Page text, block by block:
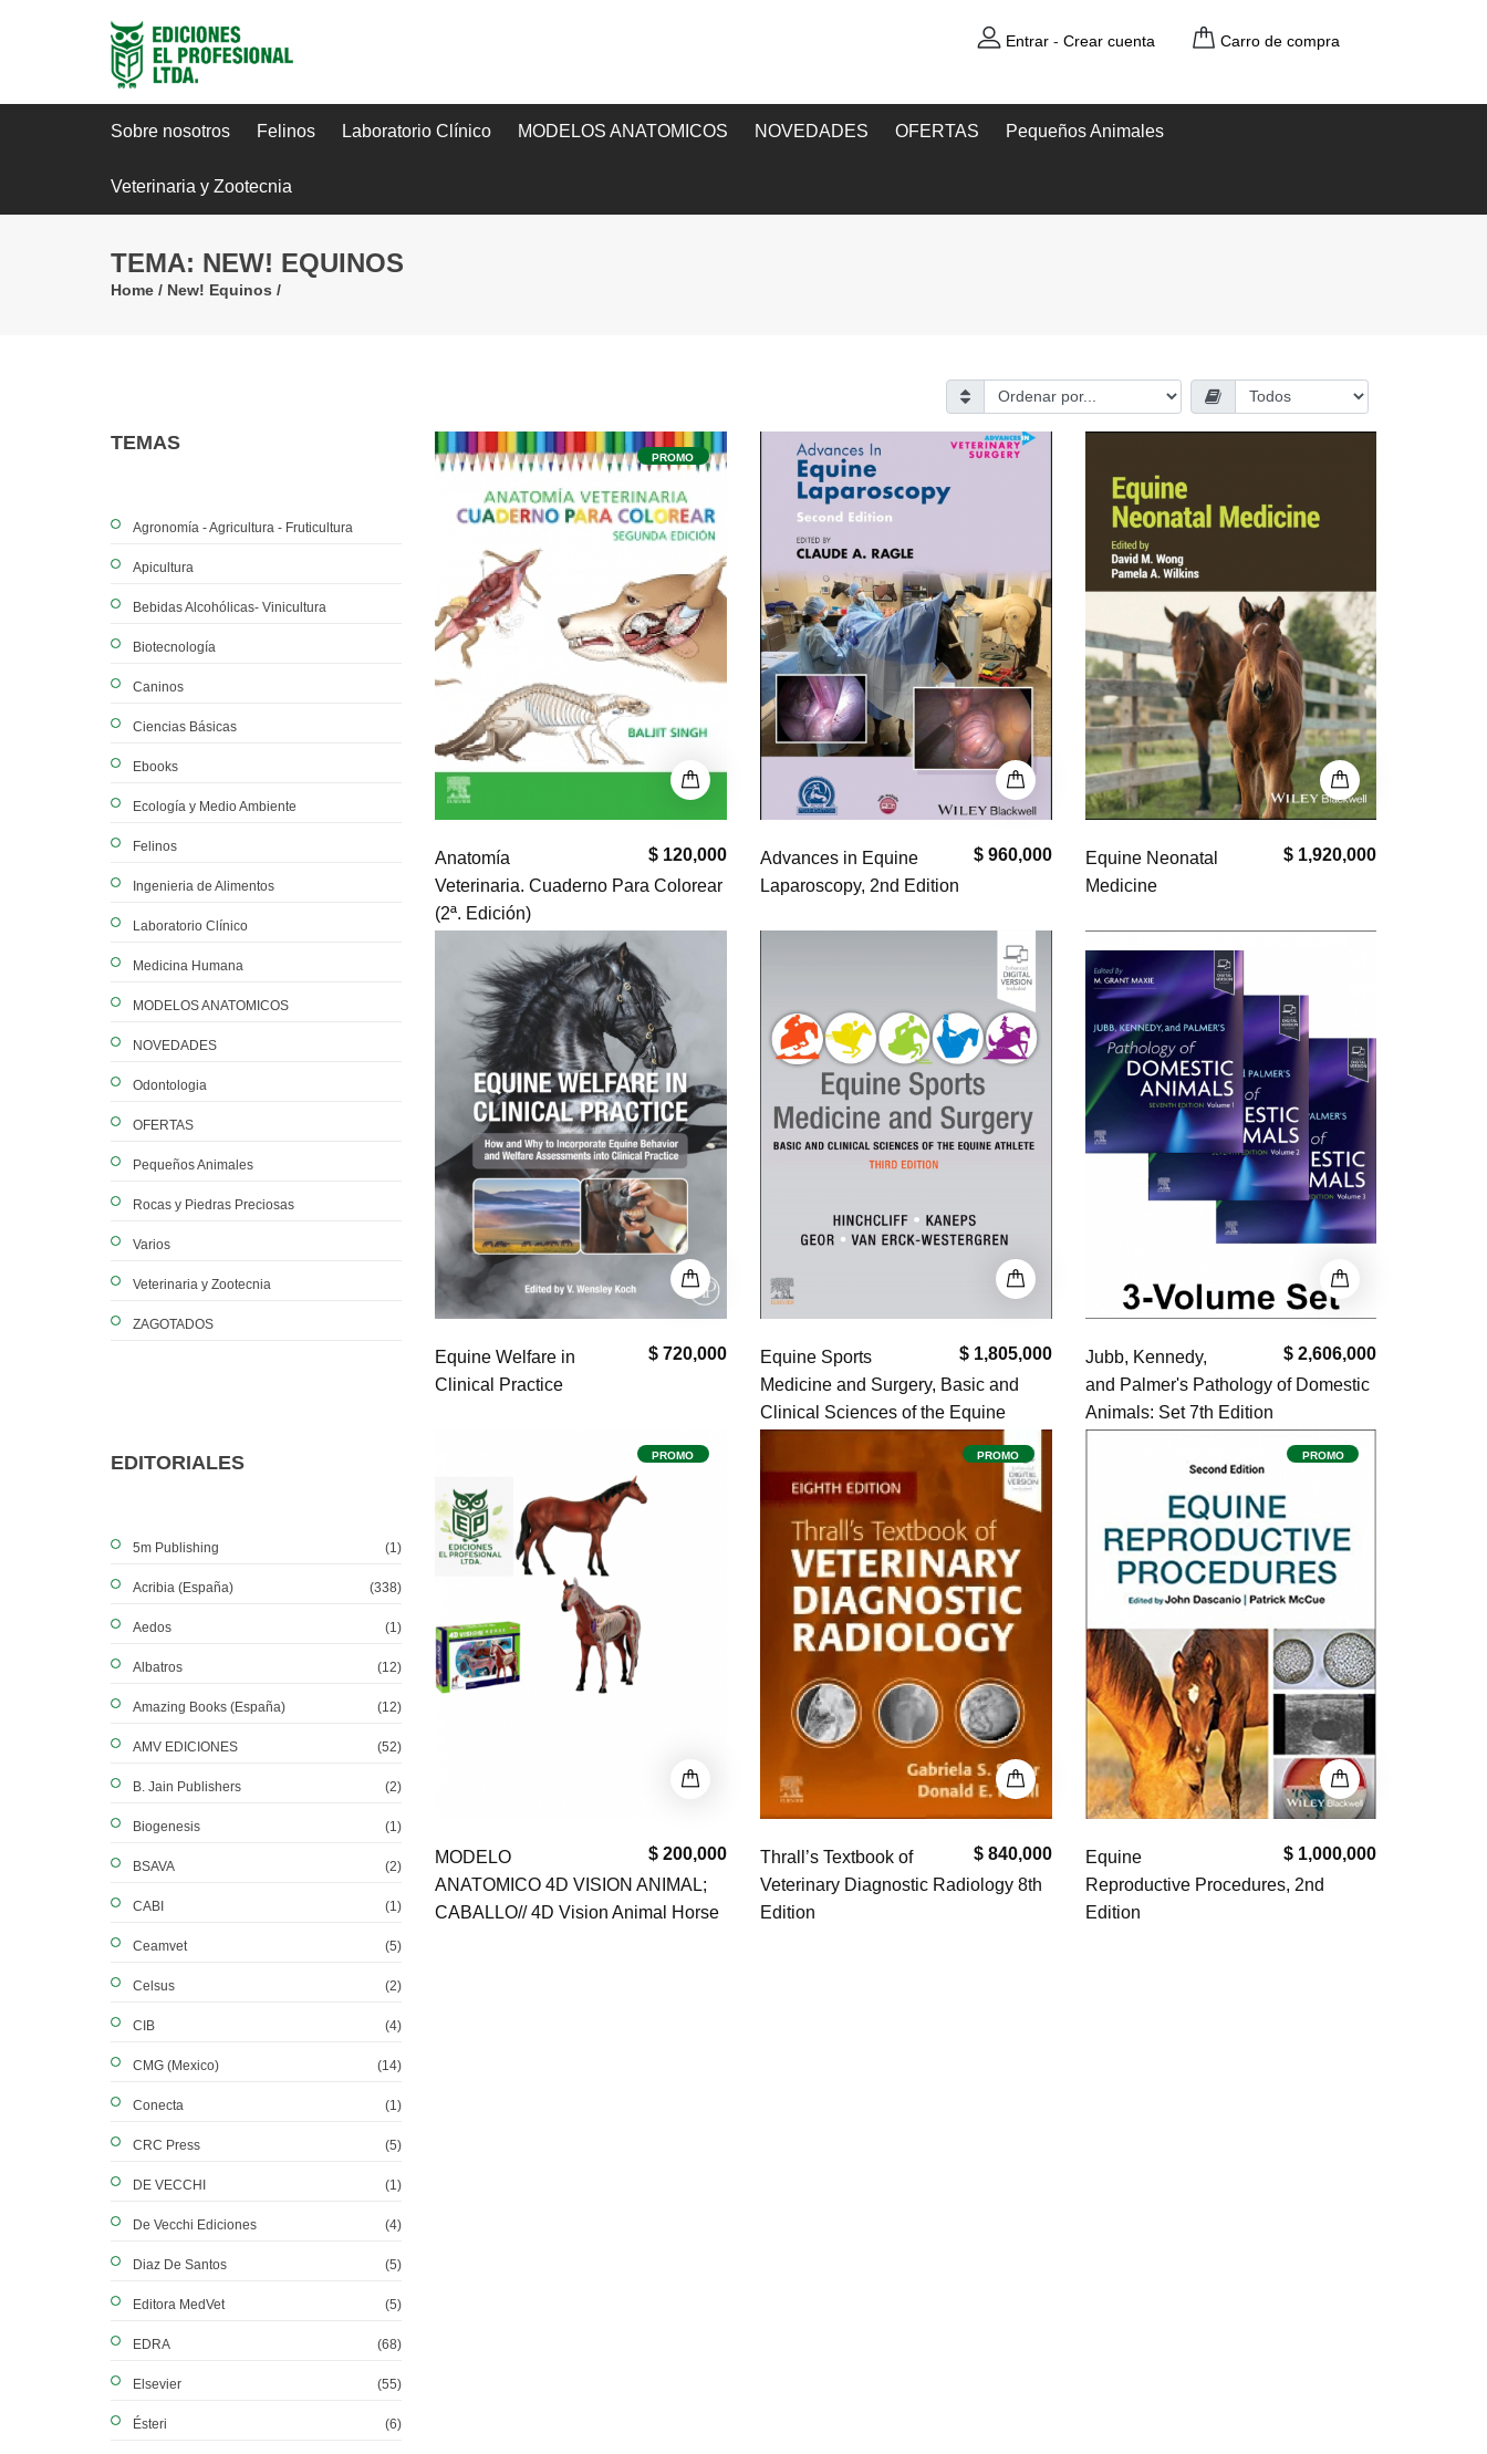
Entrar- Crear cuenta Carro de compra
Sobre nosotros Felinos Laboratorio Clínico MODELOS ANATOMICOS NOVEDADES OFERTAS Pequeños Animales
Veterinaria y Zootecnia
TEMA: NEW! EQUINOS
Home/ New! Equinos /
TEMAS
Agronomía - Agricultura - Fruticultura
Apicultura
Bebidas Alcohólicas- Vinicultura
Biotecnología
Caninos
Ciencias Básicas
Ebooks
Ecología y Medio Ambiente
Felinos
Ingenieria de Alimentos
Laboratorio Clínico
Medicina Humana
MODELOS ANATOMICOS
NOVEDADES
Odontologia
OFERTAS
Pequeños Animales
Rocas y Piedras Preciosas
Varios
Veterinaria y Zootecnia
ZAGOTADOS
EDITORIALES
5m Publishing (1)
Acribia (España) (338)
Aedos (1)
Albatros (12)
Amazing Books (España) (12)
AMV EDICIONES (52)
B. Jain Publishers (2)
Biogenesis (1)
BSAVA (2)
CABI (1)
Ceamvet (5)
Celsus (2)
CIB (4)
CMG (Mexico) (14)
Conecta (1)
CRC Press (5)
DE VECCHI (1)
De Vecchi Ediciones (4)
Diaz De Santos (5)
Editora MedVet (5)
EDRA (68)
Elsevier (55)
Ésteri (6)
PROMO
$ 120,000
Anatomía
Veterinaria. Cuaderno Para Colorear
(2ª. Edición)
$ 960,000
Advances in Equine
Laparoscopy, 2nd Edition
$ 1,920,000
Equine Neonatal
Medicine
$ 720,000
Equine Welfare in
Clinical Practice
$ 1,805,000
Equine Sports
Medicine and Surgery, Basic and
Clinical Sciences of the Equine
$ 2,606,000
Jubb, Kennedy,
and Palmer's Pathology of Domestic
Animals: Set 7th Edition
PROMO
$ 200,000
MODELO
ANATOMICO 4D VISION ANIMAL;
CABALLO// 4D Vision Animal Horse
PROMO
$ 840,000
Thrall’s Textbook of
Veterinary Diagnostic Radiology 8th
Edition
PROMO
$ 1,000,000
Equine
Reproductive Procedures, 2nd
Edition